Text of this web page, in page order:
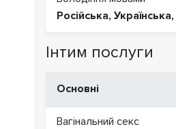
Російська, Українська,
Інтим послуги
Основні
Вагінальний секс